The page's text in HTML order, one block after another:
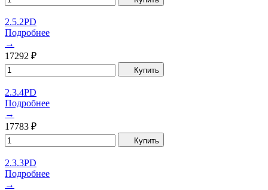
2.5.2PD
Подробнее
→
17292 ₽
Купить
2.3.4PD
Подробнее
→
17783 ₽
Купить
2.3.3PD
Подробнее
→